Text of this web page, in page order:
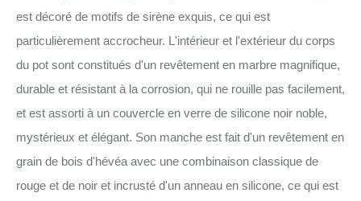
est décoré de motifs de sirène exquis, ce qui est
particulièrement accrocheur. L'intérieur et l'extérieur du corps
du pot sont constitués d'un revêtement en marbre magnifique,
durable et résistant à la corrosion, qui ne rouille pas facilement,
et est assorti à un couvercle en verre de silicone noir noble,
mystérieux et élégant. Son manche est fait d'un revêtement en
grain de bois d'hévéa avec une combinaison classique de
rouge et de noir et incrusté d'un anneau en silicone, ce qui est